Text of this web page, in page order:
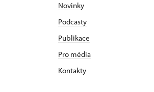
Novinky
Podcasty
Publikace
Pro média
Kontakty